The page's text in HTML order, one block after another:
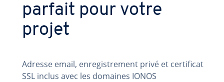
parfait pour votre
projet
Adresse email, enregistrement privé et certificat
SSL inclus avec les domaines IONOS